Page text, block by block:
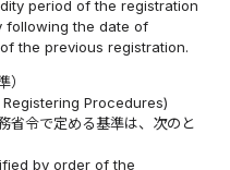
period of the registration
following the date of
the previous registration.
）
Procedures)
省令で定める基準は、次のと
by order of the